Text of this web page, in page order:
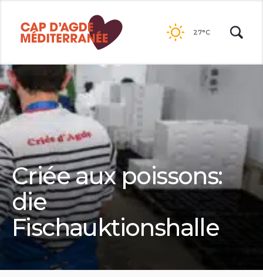
contenu
27°C
Criée aux poissons:
die
Fischauktionshalle